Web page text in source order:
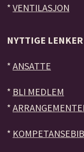
* VENTILASJON
NYTTIGE LENKER
* ANSATTE
* BLI MEDLEM
*
*